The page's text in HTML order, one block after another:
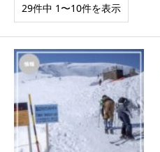
29件中 1〜10件を表示